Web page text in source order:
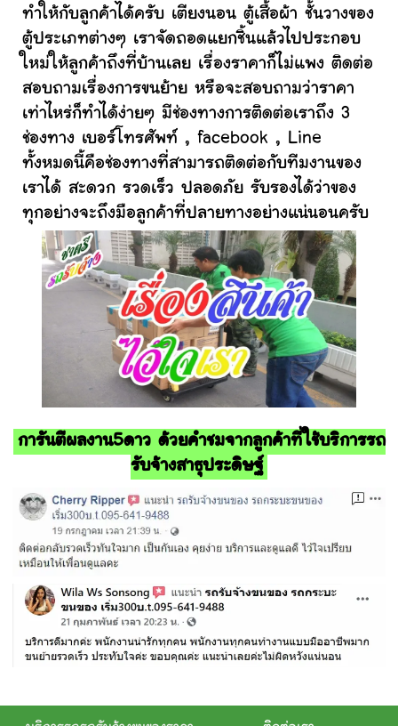
ทำให้กับลูกค้าได้ครับ เตียงนอน ตู้เสื้อผ้า ชั้นวางของ
ตู้ประเภทต่างๆ เราจัดถอดแยกชิ้นแล้วไปประกอบ
ใหม่ให้ลูกค้าถึงที่บ้านเลย เรื่องราคาก็ไม่แพง ติดต่อ
สอบถามเรื่องการขนย้าย หรือจะสอบถามว่าราคา
เท่าไหร่ก็ทำได้ง่ายๆ มีช่องทางการติดต่อเราถึง 3
ช่องทาง เบอร์โทรศัพท์ , facebook , Line
ทั้งหมดนี้คือช่องทางที่สามารถติดต่อกับทีมงานของ
เราได้ สะดวก รวดเร็ว ปลอดภัย รับรองได้ว่าของ
ทุกอย่างจะถึงมือลูกค้าที่ปลายทางอย่างแน่นอนครับ
การันตีผลงาน5ดาว ด้วยคำชมจากลูกค้าที่ใช้บริการรถ
รับจ้างสาธุประดิษฐ์